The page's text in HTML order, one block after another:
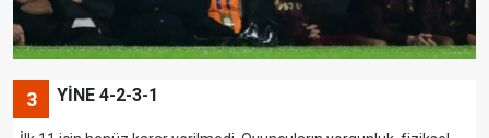
3 YİNE 4-2-3-1